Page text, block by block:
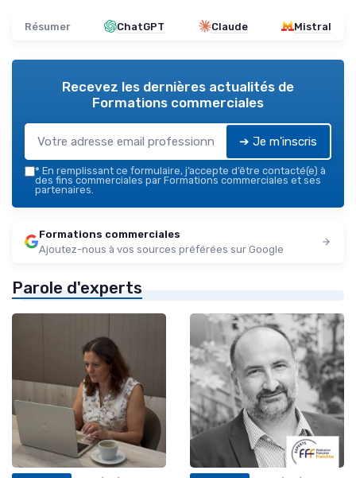
Résumer ChatGPT Claude Mistral
Recevez les dernières actualités de
Formations commerciales
➔ Je m'inscris
* En remplissant ce formulaire, j’accepte d’être contacté(e) à
des fins commerciales par Formations commerciales et ses
partenaires.
Formations commerciales
Ajoutez-nous à vos sources préférées sur Google
Parole d'experts